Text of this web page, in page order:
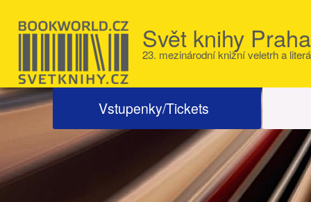
Svět knihy
23. mezinárodní knižní veletrh a
Vstupenky/Tickets